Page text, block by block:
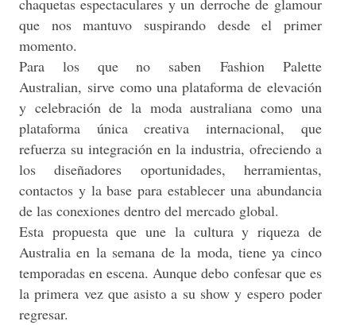
chaquetas espectaculares y un derroche de glamour
que nos mantuvo suspirando desde el primer
momento.
Para los que no saben Fashion Palette
Australian, sirve como una plataforma de elevación
y celebración de la moda australiana como una
plataforma única creativa internacional, que
refuerza su integración en la industria, ofreciendo a
los diseñadores oportunidades, herramientas,
contactos y la base para establecer una abundancia
de las conexiones dentro del mercado global.
Esta propuesta que une la cultura y riqueza de
Australia en la semana de la moda, tiene ya cinco
temporadas en escena. Aunque debo confesar que es
la primera vez que asisto a su show y espero poder
regresar.